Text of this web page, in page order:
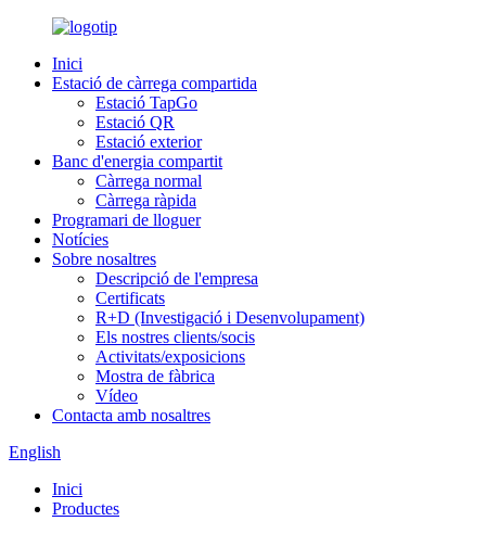
Inici
Estació de càrrega compartida
Estació TapGo
Estació QR
Estació exterior
Banc d'energia compartit
Càrrega normal
Càrrega ràpida
Programari de lloguer
Notícies
Sobre nosaltres
Descripció de l'empresa
Certificats
R+D (Investigació i Desenvolupament)
Els nostres clients/socis
Activitats/exposicions
Mostra de fàbrica
Vídeo
Contacta amb nosaltres
English
Inici
Productes